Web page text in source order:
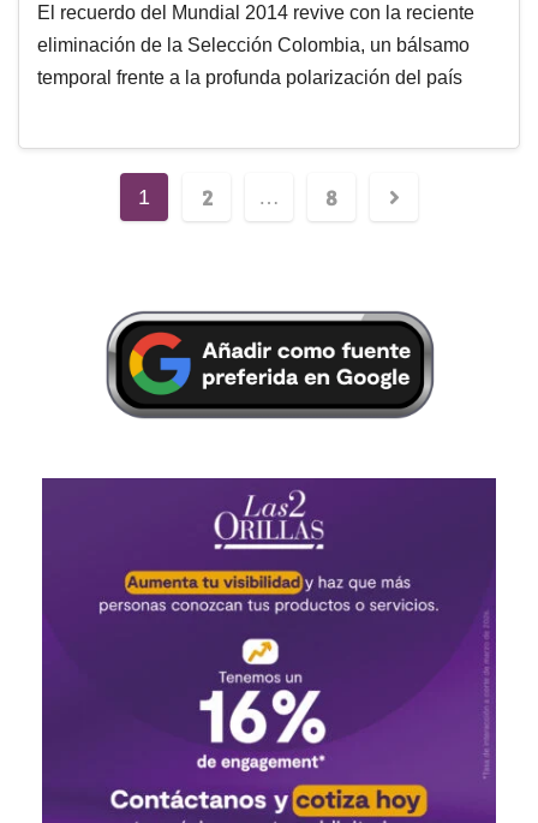
El recuerdo del Mundial 2014 revive con la reciente
eliminación de la Selección Colombia, un bálsamo
temporal frente a la profunda polarización del país
1 2 … 8